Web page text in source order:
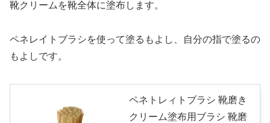
靴クリームを靴全体に塗布します。
ペネレイトブラシを使って塗るもよし、自分の指で塗るの
もよしです。
ペネトレィトブラシ 靴磨き
クリーム塗布用ブラシ 靴磨